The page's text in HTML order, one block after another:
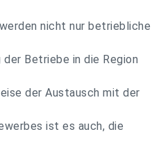
nicht nur betriebliche
der Betriebe in die Region
der Austausch mit der
ist es auch, die